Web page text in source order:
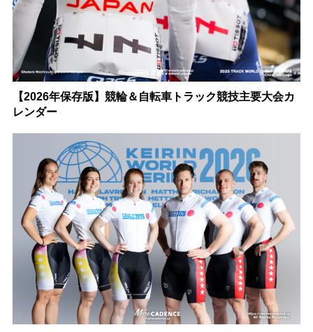
【2026年保存版】競輪＆自転車トラック競技主要大会カ
レンダー